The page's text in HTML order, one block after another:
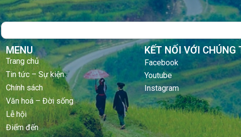
Search
MENU
Trang chủ
Tin tức – Sự kiện
Chính sách
Văn hoá – Đời sống
Lễ hội
Điểm đến
KẾT NỐI VỚI CHÚNG
Facebook
Youtube
Instagram